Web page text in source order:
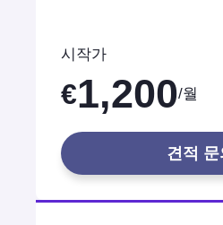
시작가
€1,200/월
견적 문